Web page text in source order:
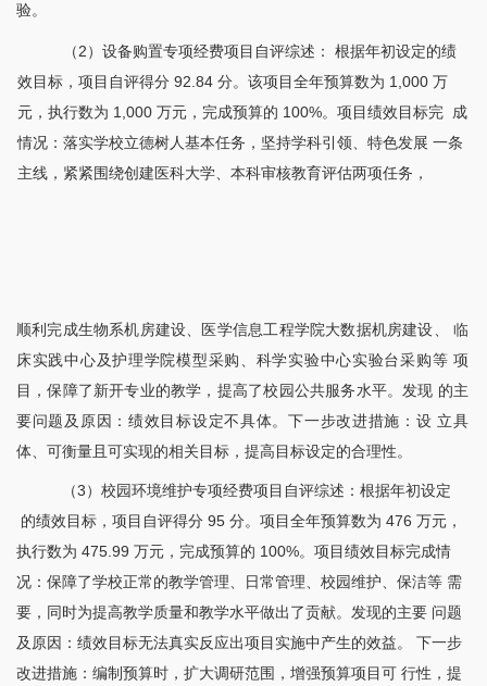
验。
（2）设备购置专项经费项目自评综述： 根据年初设定的绩
效目标，项目自评得分 92.84 分。该项目全年预算数为 1,000 万
元，执行数为 1,000 万元，完成预算的 100%。项目绩效目标完 成
情况：落实学校立德树人基本任务，坚持学科引领、特色发展 一条
主线，紧紧围绕创建医科大学、本科审核教育评估两项任务，
顺利完成生物系机房建设、医学信息工程学院大数据机房建设、
临
床实践中心及护理学院模型采购、科学实验中心实验台采购等 项
目，保障了新开专业的教学，提高了校园公共服务水平。发现 的主
要问题及原因：绩效目标设定不具体。下一步改进措施：设 立具
体、可衡量且可实现的相关目标，提高目标设定的合理性。
（3）校园环境维护专项经费项目自评综述：根据年初设定
的绩效目标，项目自评得分 95 分。项目全年预算数为 476 万元，
执行数为 475.99 万元，完成预算的 100%。项目绩效目标完成情
况：保障了学校正常的教学管理、日常管理、校园维护、保洁等 需
要，同时为提高教学质量和教学水平做出了贡献。发现的主要 问题
及原因：绩效目标无法真实反应出项目实施中产生的效益。 下一步
改进措施：编制预算时，扩大调研范围，增强预算项目可 行性，提